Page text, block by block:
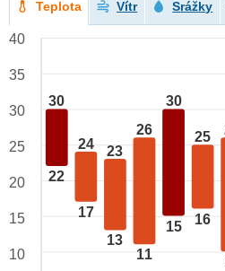
Teplota Vítr Srážky
30
22
24
17
23
13
26
11
30
15
25
16
40
35
30
25
20
15
10